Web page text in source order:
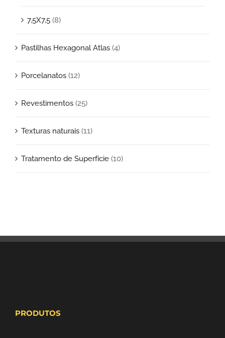
7,5X7,5 (8)
Pastilhas Hexagonal Atlas (4)
Porcelanatos (12)
Revestimentos (25)
Texturas naturais (11)
Tratamento de Superfície (10)
PRODUTOS